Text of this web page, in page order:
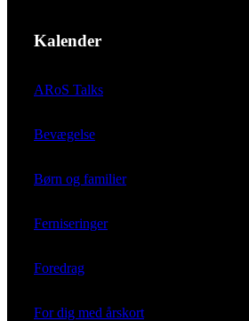
Kalender
ARoS Talks
Bevægelse
Børn og familier
Ferniseringer
Foredrag
For dig med årskort